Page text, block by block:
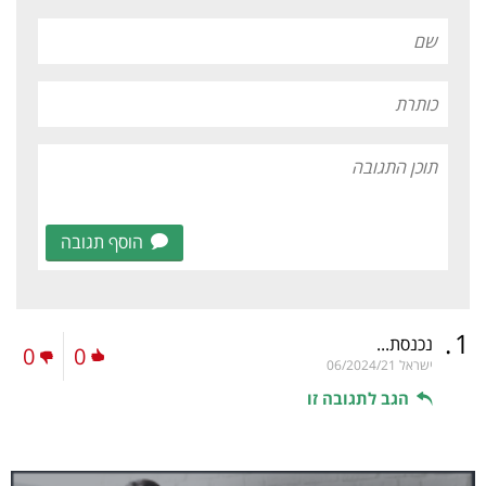
הוסף תגובה
1
. נכנסת...
ישראל 06/2024/21
הגב לתגובה זו
0
0